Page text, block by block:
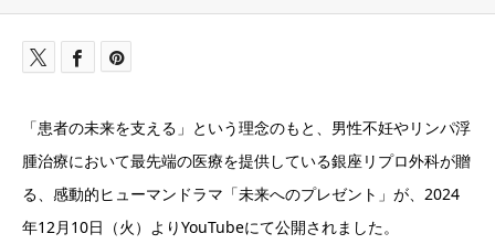
「患者の未来を支える」という理念のもと、男性不妊やリンパ浮
腫治療において最先端の医療を提供している銀座リプロ外科が贈
る、感動的ヒューマンドラマ「未来へのプレゼント」が、2024
年12月10日（火）よりYouTubeにて公開されました。